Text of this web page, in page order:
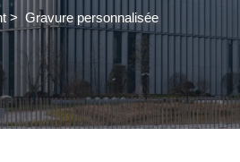
> Gravure personnalisée